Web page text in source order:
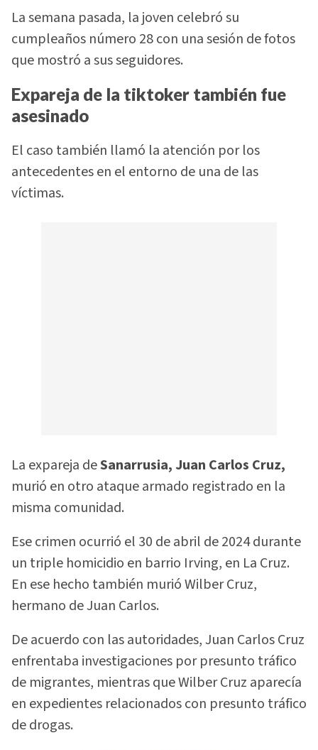
La semana pasada, la joven celebró su
cumpleaños número 28 con una sesión de fotos
que mostró a sus seguidores.
Expareja de la tiktoker también fue
asesinado
El caso también llamó la atención por los
antecedentes en el entorno de una de las
víctimas.
La expareja deSanarrusia, Juan Carlos Cruz,
murió en otro ataque armado registrado en la
misma comunidad.
Ese crimen ocurrió el 30 de abril de 2024 durante
un triple homicidio en barrio Irving, en La Cruz.
En ese hecho también murió Wilber Cruz,
hermano de Juan Carlos.
De acuerdo con las autoridades, Juan Carlos Cruz
enfrentaba investigaciones por presunto tráfico
de migrantes, mientras que Wilber Cruz aparecía
en expedientes relacionados con presunto tráfico
de drogas.